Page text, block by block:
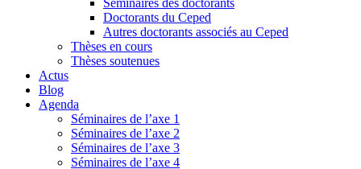
Doctorants du Ceped
Autres doctorants associés au Ceped
Thèses en cours
Thèses soutenues
Actus
Blog
Agenda
Séminaires de l’axe 1
Séminaires de l’axe 2
Séminaires de l’axe 3
Séminaires de l’axe 4